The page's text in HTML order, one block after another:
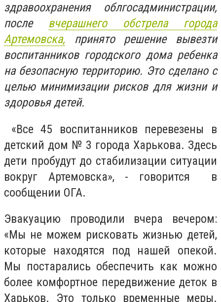
здравоохранения облгосадминистрации,
после вчерашнего обстрела города
Артемовска, принято решение вывезти
воспитанников городского дома ребенка
на безопасную территорию. Это сделано с
целью минимизации рисков для жизни и
здоровья детей.
«Все 45 воспитанников перевезены в
детский дом № 3 города Харькова. Здесь
дети пробудут до стабилизации ситуации
вокруг Артемовска», - говорится в
сообщении ОГА.
Эвакуацию проводили вчера вечером:
«Мы не можем рисковать жизнью детей,
которые находятся под нашей опекой.
Мы постарались обеспечить как можно
более комфортное передвижение деток в
Харьков. Это только временные меры.